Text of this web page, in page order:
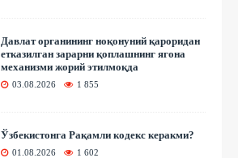
Давлат органининг ноқонуний қароридан
етказилган зарарни қоплашнинг ягона
механизми жорий этилмоқда
03.08.2026 1 855
Ўзбекистонга Рақамли кодекс керакми?
01.08.2026 1 602